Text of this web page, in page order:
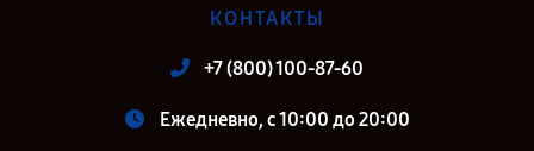
КОНТАКТЫ
+7 (800) 100-87-60
Ежедневно, с 10:00 до 20:00